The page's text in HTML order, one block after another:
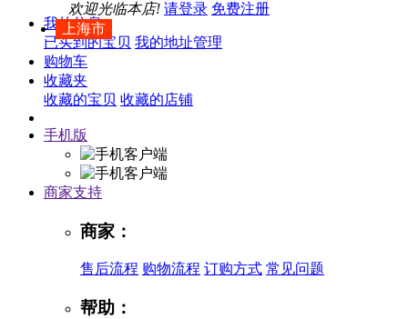
上海市
欢迎光临本店! 请登录 免费注册
我的信息
已买到的宝贝 我的地址管理
购物车
收藏夹
收藏的宝贝 收藏的店铺
手机版
商家支持
商家：
售后流程 购物流程 订购方式 常见问题
帮助：